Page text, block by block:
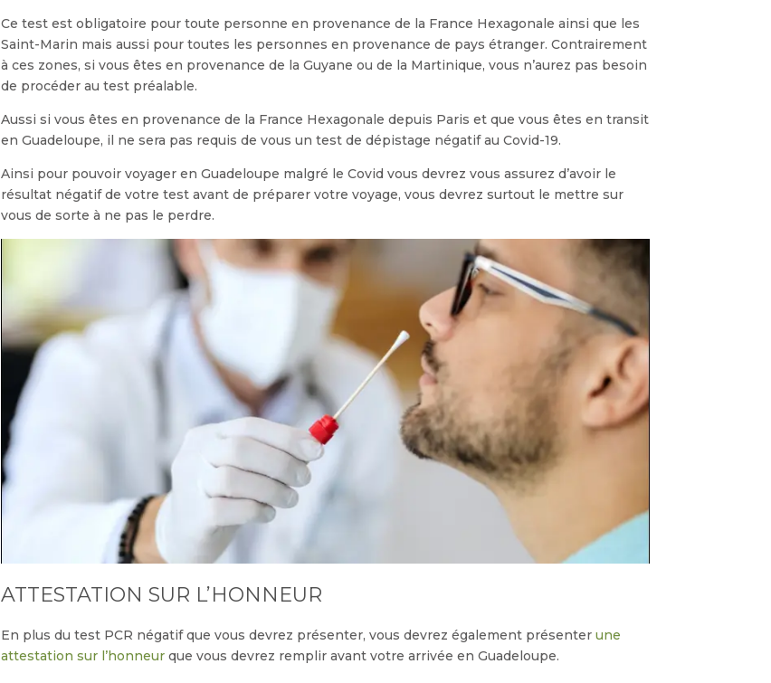
Ce test est obligatoire pour toute personne en provenance de la France Hexagonale ainsi que les
Saint-Marin mais aussi pour toutes les personnes en provenance de pays étranger. Contrairement
à ces zones, si vous êtes en provenance de la Guyane ou de la Martinique, vous n’aurez pas besoin
de procéder au test préalable.
Aussi si vous êtes en provenance de la France Hexagonale depuis Paris et que vous êtes en transit
en Guadeloupe, il ne sera pas requis de vous un test de dépistage négatif au Covid-19.
Ainsi pour pouvoir voyager en Guadeloupe malgré le Covid vous devrez vous assurez d’avoir le
résultat négatif de votre test avant de préparer votre voyage, vous devrez surtout le mettre sur
vous de sorte à ne pas le perdre.
ATTESTATION SUR L’HONNEUR
En plus du test PCR négatif que vous devrez présenter, vous devrez également présenter une
attestation sur l’honneurque vous devrez remplir avant votre arrivée en Guadeloupe.